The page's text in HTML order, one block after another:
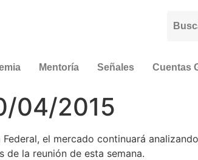
Mentoría Señales Cuentas
04/2015
el mercado continuará
de la reunión de esta semana.